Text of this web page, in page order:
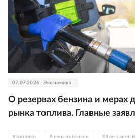
07.07.2026 Экономика
О резервах бензина и мерах
рынка топлива. Главные